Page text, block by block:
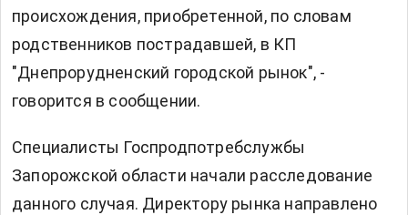
происхождения, приобретенной, по словам
родственников пострадавшей, в КП
"Днепрорудненский городской рынок", -
говорится в сообщении.
Специалисты Госпродпотребслужбы
Запорожской области начали расследование
данного случая. Директору рынка направлено